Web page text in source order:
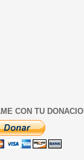
CON TU